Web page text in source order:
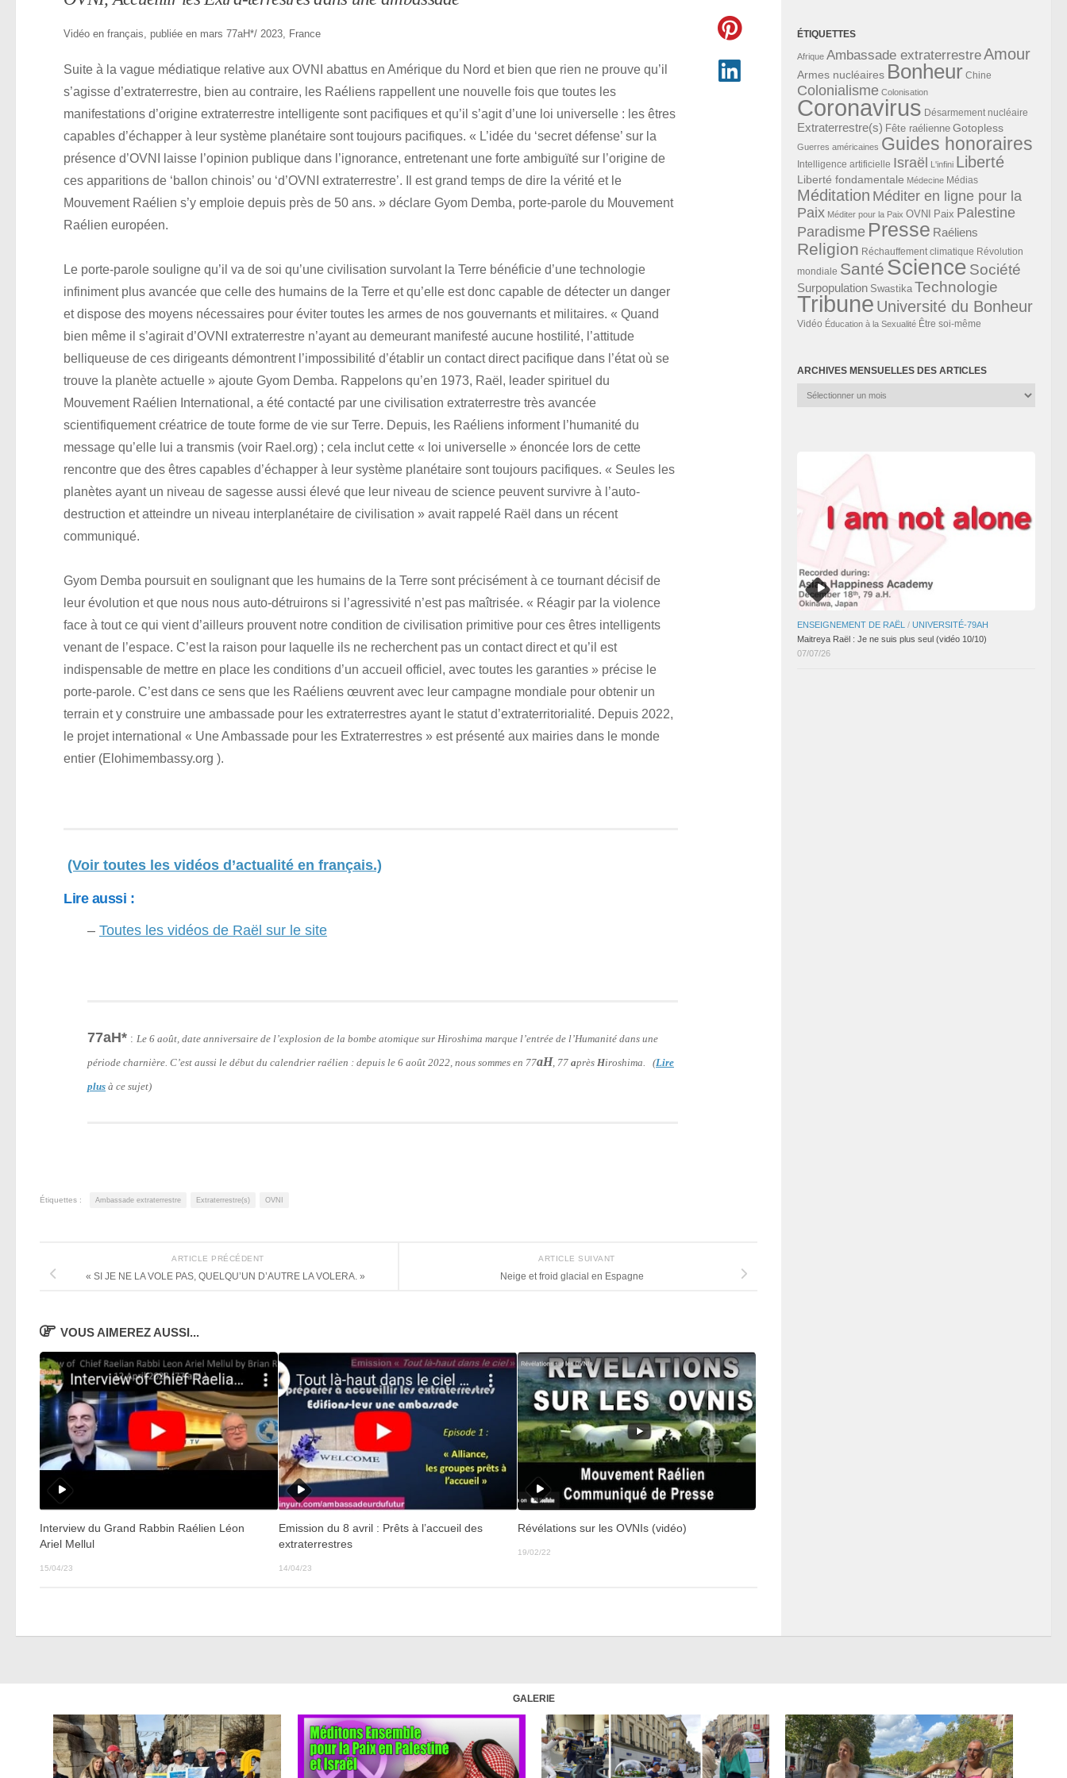
Vidéo en français, publiée en mars 77aH*/ 2023, France
Suite à la vague médiatique relative aux OVNI abattus en Amérique du Nord et bien que rien ne prouve qu’il
s’agisse d’extraterrestre, bien au contraire, les Raéliens rappellent une nouvelle fois que toutes les
manifestations d’origine extraterrestre intelligente sont pacifiques et qu’il s’agit d’une loi universelle : les êtres
capables d’échapper à leur système planétaire sont toujours pacifiques. « L’idée du ‘secret défense’ sur la
présence d’OVNI laisse l’opinion publique dans l’ignorance, entretenant une forte ambiguïté sur l’origine de
ces apparitions de ‘ballon chinois’ ou ‘d’OVNI extraterrestre’. Il est grand temps de dire la vérité et le
Mouvement Raélien s’y emploie depuis près de 50 ans. » déclare Gyom Demba, porte-parole du Mouvement
Raélien européen.
Le porte-parole souligne qu’il va de soi qu’une civilisation survolant la Terre bénéficie d’une technologie
infiniment plus avancée que celle des humains de la Terre et qu’elle est donc capable de détecter un danger
et dispose des moyens nécessaires pour éviter toutes les armes de nos gouvernants et militaires. « Quand
bien même il s’agirait d’OVNI extraterrestre n’ayant au demeurant manifesté aucune hostilité, l’attitude
belliqueuse de ces dirigeants démontrent l’impossibilité d’établir un contact direct pacifique dans l’état où se
trouve la planète actuelle » ajoute Gyom Demba. Rappelons qu’en 1973, Raël, leader spirituel du
Mouvement Raélien International, a été contacté par une civilisation extraterrestre très avancée
scientifiquement créatrice de toute forme de vie sur Terre. Depuis, les Raéliens informent l’humanité du
message qu’elle lui a transmis (voir Rael.org) ; cela inclut cette « loi universelle » énoncée lors de cette
rencontre que des êtres capables d’échapper à leur système planétaire sont toujours pacifiques. « Seules les
planètes ayant un niveau de sagesse aussi élevé que leur niveau de science peuvent survivre à l’auto-
destruction et atteindre un niveau interplanétaire de civilisation » avait rappelé Raël dans un récent
communiqué.
Gyom Demba poursuit en soulignant que les humains de la Terre sont précisément à ce tournant décisif de
leur évolution et que nous nous auto-détruirons si l’agressivité n’est pas maîtrisée. « Réagir par la violence
face à tout ce qui vient d’ailleurs prouvent notre condition de civilisation primitive pour ces êtres intelligents
venant de l’espace. C’est la raison pour laquelle ils ne recherchent pas un contact direct et qu’il est
indispensable de mettre en place les conditions d’un accueil officiel, avec toutes les garanties » précise le
porte-parole. C’est dans ce sens que les Raéliens œuvrent avec leur campagne mondiale pour obtenir un
terrain et y construire une ambassade pour les extraterrestres ayant le statut d’extraterritorialité. Depuis 2022,
le projet international « Une Ambassade pour les Extraterrestres » est présenté aux mairies dans le monde
entier (Elohimembassy.org ).
(Voir toutes les vidéos d’actualité en français.)
Lire aussi :
– Toutes les vidéos de Raël sur le site
77aH* : Le 6 août, date anniversaire de l’explosion de la bombe atomique sur Hiroshima marque l’entrée de l’Humanité dans une
période charnière. C’est aussi le début du calendrier raélien : depuis le 6 août 2022, nous sommes en 77aH , 77 après Hiroshima. (Lire
plus à ce sujet)
Étiquettes : Ambassade extraterrestre Extraterrestre(s) OVNI
ARTICLE SUIVANT
Neige et froid glacial en Espagne
ARTICLE PRÉCÉDENT
« SI JE NE LA VOLE PAS, QUELQU’UN D’AUTRE LA VOLERA. »
VOUS AIMEREZ AUSSI...
Interview du Grand Rabbin Raélien Léon
Ariel Mellul
15/04/23
Emission du 8 avril : Prêts à l’accueil des
extraterrestres
14/04/23
Révélations sur les OVNIs (vidéo)
19/02/22
ÉTIQUETTES
Afrique Ambassade extraterrestreAmour
Armes nucléaires Bonheur Chine
Colonialisme Colonisation
Coronavirus Désarmement nucléaire
Extraterrestre(s) Fête raélienne Gotopless
Guerres américaines Guides honoraires
Intelligence artificielle Israël L'infini Liberté
Liberté fondamentale Médecine Médias
Méditation Méditer en ligne pour la
Paix Méditer pour la Paix OVNI Paix Palestine
Paradisme Presse Raéliens
Religion Réchauffement climatique Révolution
mondiale Santé Science Société
Surpopulation Swastika Technologie
Tribune Université du Bonheur
Vidéo Éducation à la Sexualité Être soi-même
ARCHIVES MENSUELLES DES ARTICLES
Archives
ENSEIGNEMENT DE RAËL / UNIVERSITÉ-79AH
Maitreya Raël : Je ne suis plus seul (vidéo 10/10)
07/07/26
GALERIE